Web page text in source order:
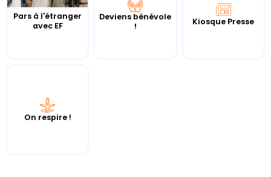
Pars à l'étranger
avec EF
Deviens bénévole
!
Kiosque Presse
On respire !